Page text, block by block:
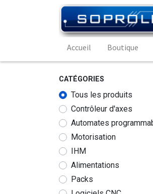
Accueil Boutique
CATÉGORIES
Tous les produits
Contrôleur d'axes
Automates
Motorisation
IHM
Alimentations
Packs